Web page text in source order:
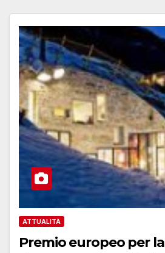
ATTUALITÀ
Premio europeo per la